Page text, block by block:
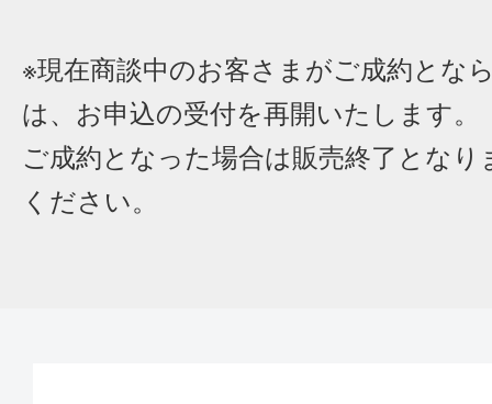
※現在商談中のお客さまがご成約とな
は、お申込の受付を再開いたします。
ご成約となった場合は販売終了となり
ください。